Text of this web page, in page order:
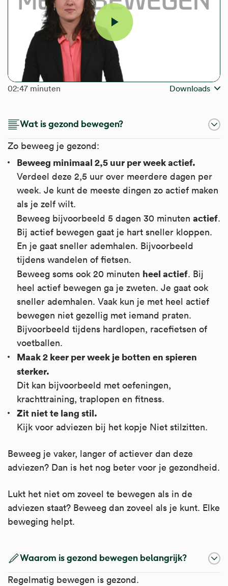
Video
afspelen
The length of the video is
02:47 minuten Downloads
Wat is gezond bewegen?
Zo beweeg je gezond:
Beweeg minimaal 2,5 uur per week actief.
Verdeel deze 2,5 uur over meerdere dagen per
week. Je kunt de meeste dingen zo actief maken
als je zelf wilt.
Beweeg bijvoorbeeld 5 dagen 30 minuten actief.
Bij actief bewegen gaat je hart sneller kloppen.
En je gaat sneller ademhalen. Bijvoorbeeld
tijdens wandelen of fietsen.
Beweeg soms ook 20 minuten heel actief. Bij
heel actief bewegen ga je zweten. Je gaat ook
sneller ademhalen. Vaak kun je met heel actief
bewegen niet gezellig met iemand praten.
Bijvoorbeeld tijdens hardlopen, racefietsen of
voetballen.
Maak 2 keer per week je botten en spieren
sterker.
Dit kan bijvoorbeeld met oefeningen,
krachttraining, traplopen en fitness.
Zit niet te lang stil.
Kijk voor adviezen bij het kopje Niet stilzitten.
Beweeg je vaker, langer of actiever dan deze
adviezen? Dan is het nog beter voor je gezondheid.
Lukt het niet om zoveel te bewegen als in de
adviezen staat? Beweeg dan zoveel als je kunt. Elke
beweging helpt.
Waarom is gezond bewegen belangrijk?
Regelmatig bewegen is gezond.